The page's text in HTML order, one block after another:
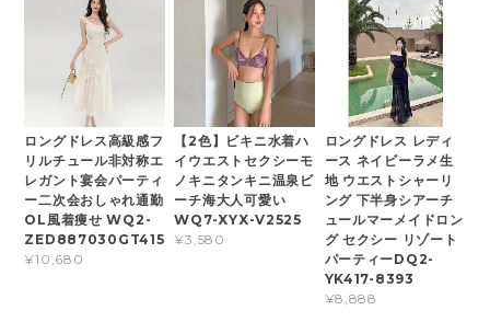
ロングドレス高級感フ
リルチュール非対称エ
レガント宴会パーティ
ー二次会おしゃれ通勤
OL風着痩せ WQ2-
ZED887030GT415
¥10,680
【2色】ビキニ水着ハ
イウエストセクシーモ
ノキニタンキニ温泉ビ
ーチ海大人可愛い
WQ7-XYX-V2525
¥3,580
ロングドレス レディ
ース ネイビーラメ生
地 ウエストシャーリ
ング 下半身シアーチ
ュールマーメイドロン
グ セクシー リゾート
パーティーDQ2-
YK417-8393
¥8,888